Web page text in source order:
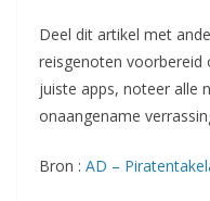
Deel dit artikel met
reisgenoten voorbereid
juiste apps, noteer alle
onaangename
Bron : AD –